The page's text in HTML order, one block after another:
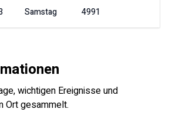
Samstag 4991
wichtigen Ereignisse und
Ort gesammelt.